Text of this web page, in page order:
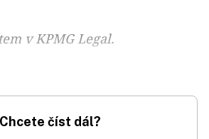
v KPMG Legal.
Chcete číst dál?